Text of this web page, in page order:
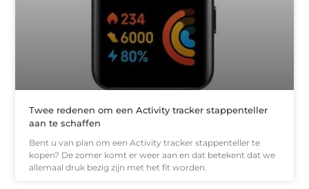
Twee redenen om een Activity tracker stappenteller
aan te schaffen
Bent u van plan om een Activity tracker stappenteller te
kopen? De zomer komt er weer aan en dat betekent dat we
allemaal druk bezig zijn met het fit worden.